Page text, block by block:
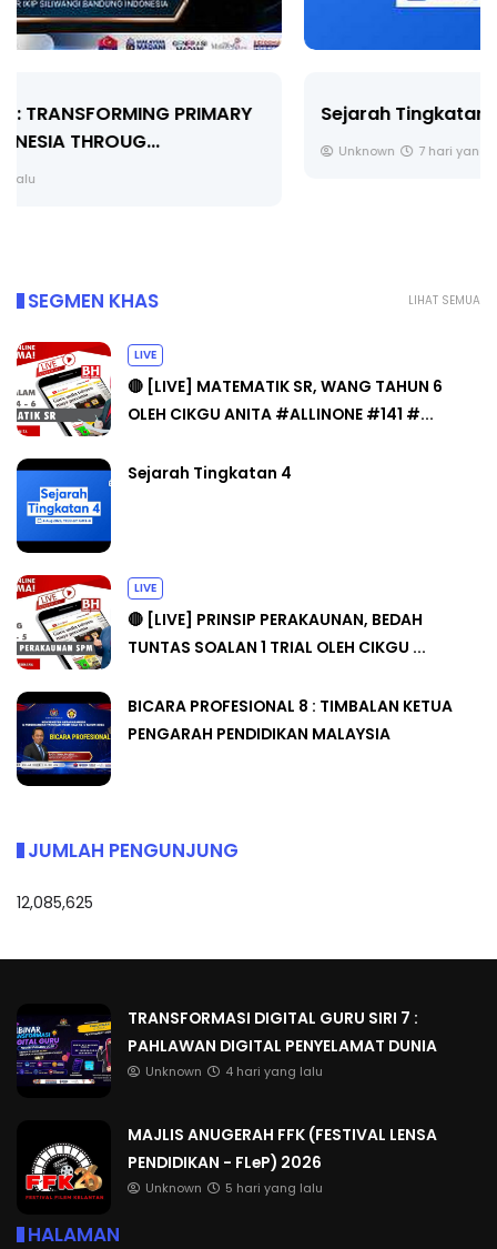
Sejarah Tingkatan 4
Unknown 7 hari yang lalu
LIHAT SEMUA
SEGMEN KHAS
LIVE
🔴 [LIVE] MATEMATIK SR, WANG TAHUN 6
OLEH CIKGU ANITA #ALLINONE #141 #...
Sejarah Tingkatan 4
LIVE
🔴 [LIVE] PRINSIP PERAKAUNAN, BEDAH
TUNTAS SOALAN 1 TRIAL OLEH CIKGU ...
BICARA PROFESIONAL 8 : TIMBALAN KETUA
PENGARAH PENDIDIKAN MALAYSIA
JUMLAH PENGUNJUNG
12,085,625
TRANSFORMASI DIGITAL GURU SIRI 7 :
PAHLAWAN DIGITAL PENYELAMAT DUNIA
Unknown 4 hari yang lalu
MAJLIS ANUGERAH FFK (FESTIVAL LENSA
PENDIDIKAN - FLeP) 2026
Unknown 5 hari yang lalu
HALAMAN